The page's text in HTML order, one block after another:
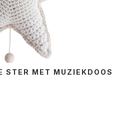
STER MET MUZIEKDOOS